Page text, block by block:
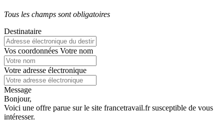
Tous les champs sont obligatoires
Destinataire
Vos coordonnées Votre nom
Votre adresse électronique
Message
Bonjour,
Voici une offre parue sur le site francetravail.fr susceptible de vous
intéresser.